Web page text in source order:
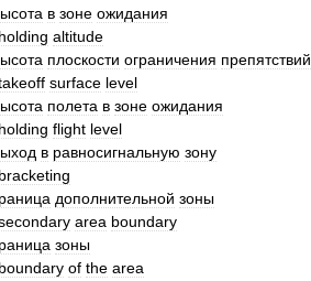
в зоне ожидания
holding altitude
плоскости ограничения препятствий
surface level
полета в зоне ожидания
holding flight level
в равносигнальную зону
bracketing
дополнительной зоны
area boundary
зоны
boundary of the area